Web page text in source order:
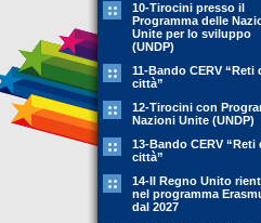
10-Tirocini presso il
Programma delle
Unite per lo sviluppo
(UNDP)
11-Bando CERV “Reti
città”
12-Tirocini con
Nazioni Unite (UNDP)
13-Bando CERV “Reti
città”
14-Il Regno Unito
nel programma
dal 2027